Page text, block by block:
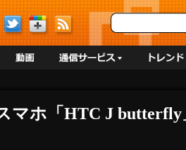
ホ「HTC J butterfly